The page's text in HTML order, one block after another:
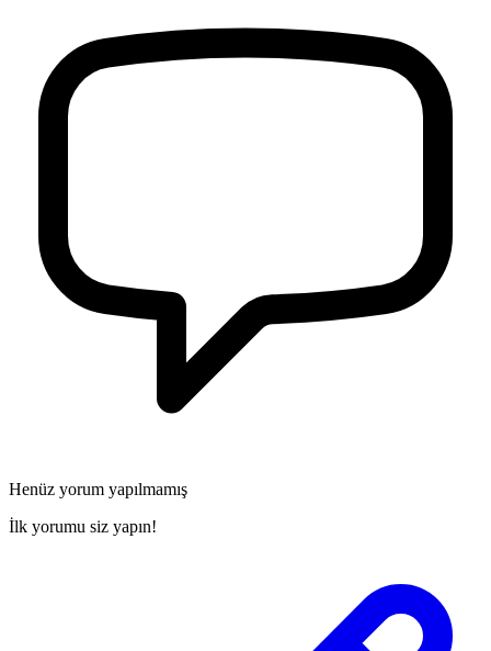
Henüz yorum yapılmamış
İlk yorumu siz yapın!